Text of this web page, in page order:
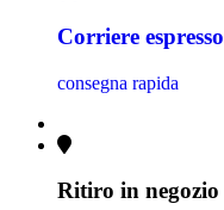
Corriere espresso
consegna rapida
Ritiro in negozio